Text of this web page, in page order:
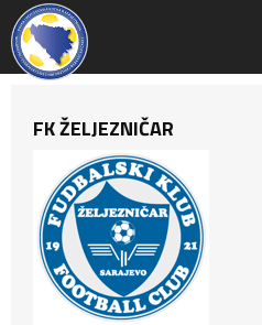
FK ŽELJEZNIČAR